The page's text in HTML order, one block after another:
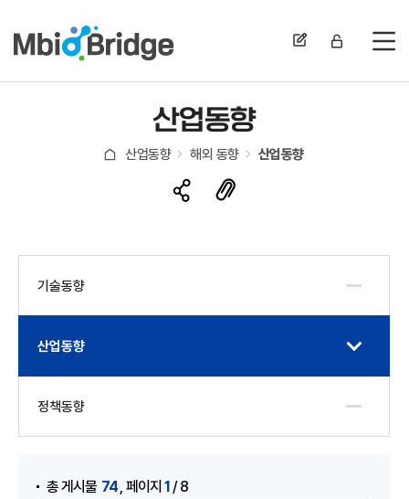
전
산업동향
산업동향 해외 동향 산업동향
기술동향
산업동향
정책동향
총 게시물 74 ,페이지1/ 8